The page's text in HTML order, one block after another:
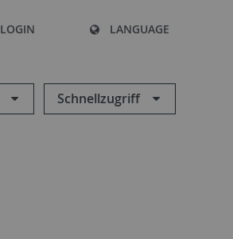
LOGIN LANGUAGE
Schnellzugriff